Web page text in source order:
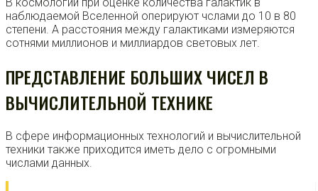
наблюдаемой Вселенной оперируют чслами до 10 в 80
степени. А расстояния между галактиками измеряются
сотнями миллионов и миллиардов световых лет.
ПРЕДСТАВЛЕНИЕ БОЛЬШИХ ЧИСЕЛ В
ВЫЧИСЛИТЕЛЬНОЙ ТЕХНИКЕ
В сфере информационных технологий и вычислительной
техники также приходится иметь дело с огромными
числами данных.